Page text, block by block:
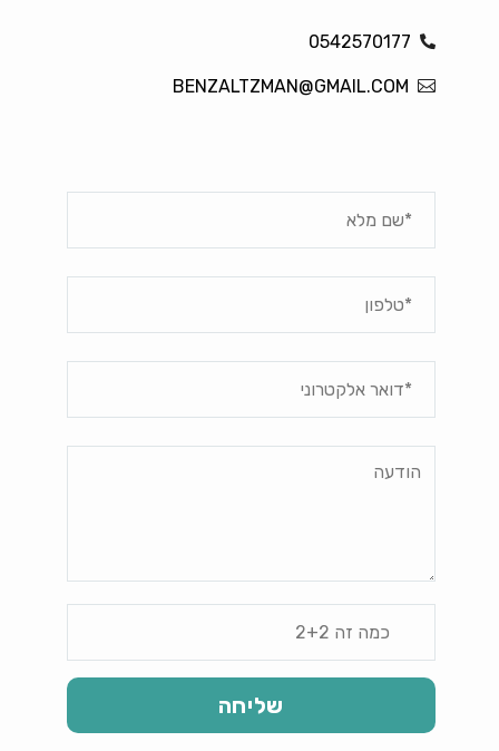
0542570177
BENZALTZMAN@GMAIL.COM